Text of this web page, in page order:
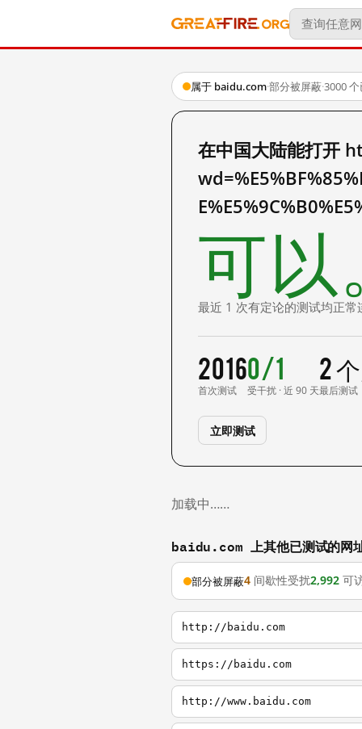
属于 baidu.com·部分被屏蔽·3000
在中国大陆能打开
可以
最近 1 次有定论的测试均正常
2016
首次测试
0/1
受干扰 · 近 90 天
2
最后测试
立即测试
加载中……
baidu.com 上其他已测试的网
部分被屏蔽4 间歇性受扰2,992 可
http://baidu.com
https://baidu.com
http://www.baidu.com